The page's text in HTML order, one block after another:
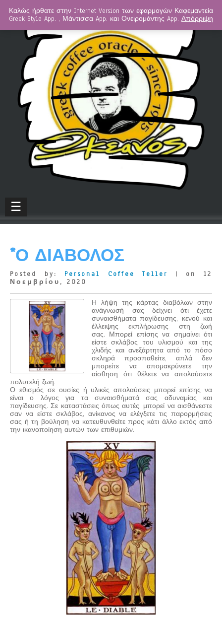
☰
*Ο ΔΙΑΒΟΛΟΣ
Posted by: Personal Coffee Teller
| on 12
Νοεμβρίου, 2020
Η λήψη της κάρτας διαβόλων στην
ανάγνωσή σας δείχνει ότι έχετε
συναισθήματα παγίδευσης, κενού και
έλλειψης εκπλήρωσης στη ζωή
σας. Μπορεί επίσης να σημαίνει ότι
είστε σκλάβος του υλισμού και της
χλιδής και ανεξάρτητα από το πόσο
σκληρά προσπαθείτε, απλά δεν
μπορείτε να απομακρύνετε την
αίσθηση ότι θέλετε να απολαύσετε
πολυτελή ζωή.
Ο εθισμός σε ουσίες ή υλικές απολαύσεις μπορεί επίσης να
είναι ο λόγος για τα συναισθήματά σας αδυναμίας και
παγίδευσης. Σε καταστάσεις όπως αυτές, μπορεί να αισθάνεστε
σαν να είστε σκλάβος, ανίκανος να ελέγξετε τις παρορμήσεις
σας ή τη βούληση να κατευθυνθείτε προς κάτι άλλο εκτός από
την ικανοποίηση αυτών των επιθυμιών.
Καλώς ήρθατε στην Internet Version των εφαρμογών Καφεμαντεία
Greek Style App. , Μάντισσα App. και Ονειρομάντης App. Απόρριψη